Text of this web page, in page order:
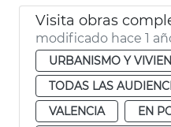
Visita obras
modificado hace 1
URBANISMO Y
TODAS LAS
VALENCIA
EN